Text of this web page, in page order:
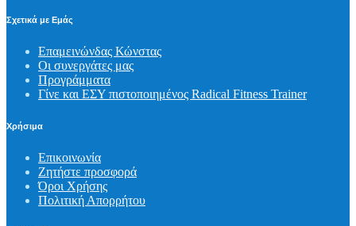
Σχετικά με Εμάς
Επαμεινώνδας Κώνστας
Οι συνεργάτες μας
Προγράμματα
Γίνε και ΕΣΥ πιστοποιημένος Radical Fitness Trainer
Χρήσιμα
Επικοινωνία
Ζητήστε προσφορά
Όροι Χρήσης
Πολιτική Απορρήτου